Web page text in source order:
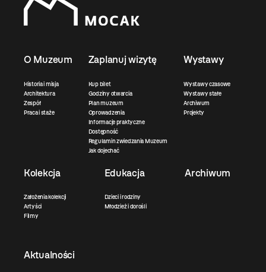
O Muzeum
Historia i misja
Architektura
Zespół
Praca i staże
Zaplanuj wizytę
Kup bilet
Godziny otwarcia
Plan muzeum
Oprowadzenia
Informacje praktyczne
Dostępność
Regulamin zwiedzania Muzeum
Jak dojechać
Wystawy
Wystawy czasowe
Wystawy stałe
Archiwum
Projekty
Kolekcja
Założenia kolekcji
Artyści
Filmy
Edukacja
Dzieci i rodziny
Młodzież i dorośli
Archiwum
Aktualności